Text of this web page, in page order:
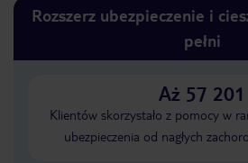
Rozszerz ubezpieczenie i
pełni
Aż 57 201
Klientów skorzystało z pomocy w
ubezpieczenia od nagłych